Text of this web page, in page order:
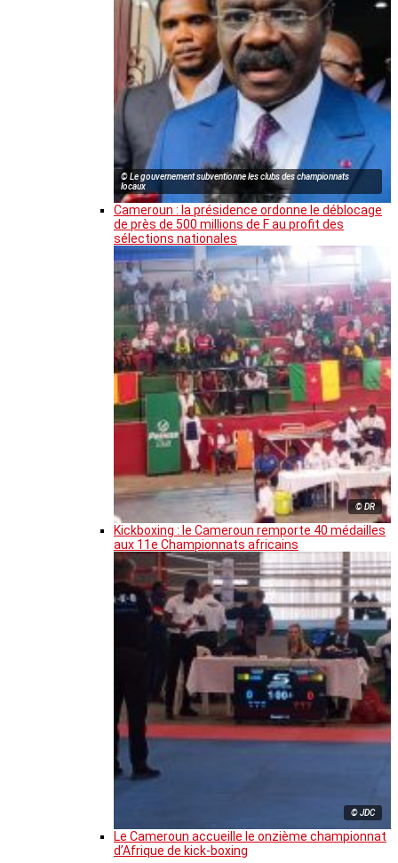
© Le gouvernement subventionne les clubs des championnats
locaux
Cameroun : la présidence ordonne le déblocage
de près de 500 millions de F au profit des
sélections nationales
© DR
Kickboxing : le Cameroun remporte 40 médailles
aux 11e Championnats africains
© JDC
Le Cameroun accueille le onzième championnat
d’Afrique de kick-boxing